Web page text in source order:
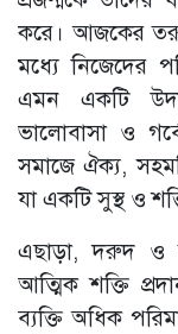
করে। আজকের
মধ্যে নিজেদের
এমন একটি
ভালোবাসা ও
সমাজে ঐক্য,
যা একটি সুস্থ ও
এছাড়া, দরুদ ও
আত্মিক শক্তি
ব্যক্তি অধিক